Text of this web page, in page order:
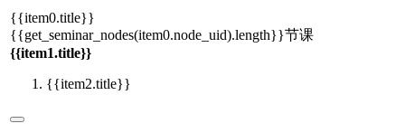
{{item0.title}}
{{get_seminar_nodes(item0.node_uid).length}}节课
{{item1.title}}
{{item2.title}}